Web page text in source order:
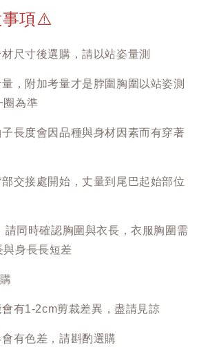
項⚠️
尺寸後選購，請以站姿量測
，附加考量才是脖圍胸圍以站姿測
圈為準
長度會因品種與身材因素而有穿著
交接處開始，丈量到尾巴起始部位
請同時確認胸圍與衣長，衣服胸圍需
與身長長短差
有1-2cm剪裁差異，盡請見諒
有色差，請斟酌選購